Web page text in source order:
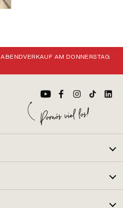
ABENDVERKAUF AM DONNERSTAG